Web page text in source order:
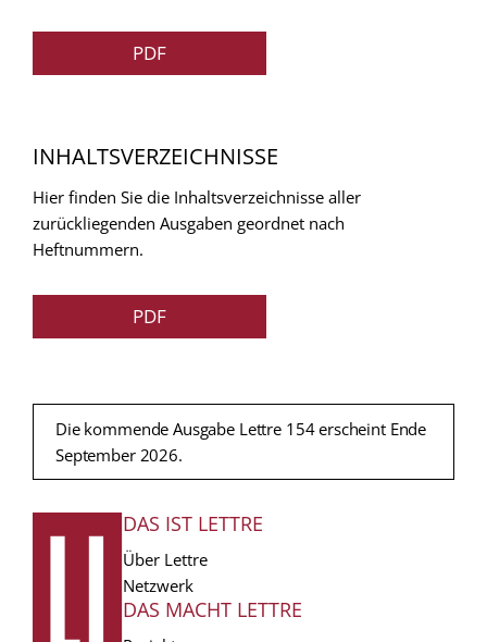
PDF
INHALTSVERZEICHNISSE
Hier finden Sie die Inhaltsverzeichnisse aller
zurückliegenden Ausgaben geordnet nach
Heftnummern.
PDF
Die kommende Ausgabe Lettre 154 erscheint Ende
September 2026.
FUSSZEILE
DAS IST LETTRE
Über Lettre
Netzwerk
DAS MACHT LETTRE